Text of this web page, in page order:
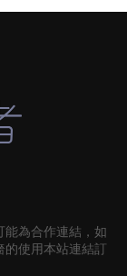
能為合作連結，如
的使用本站連結訂